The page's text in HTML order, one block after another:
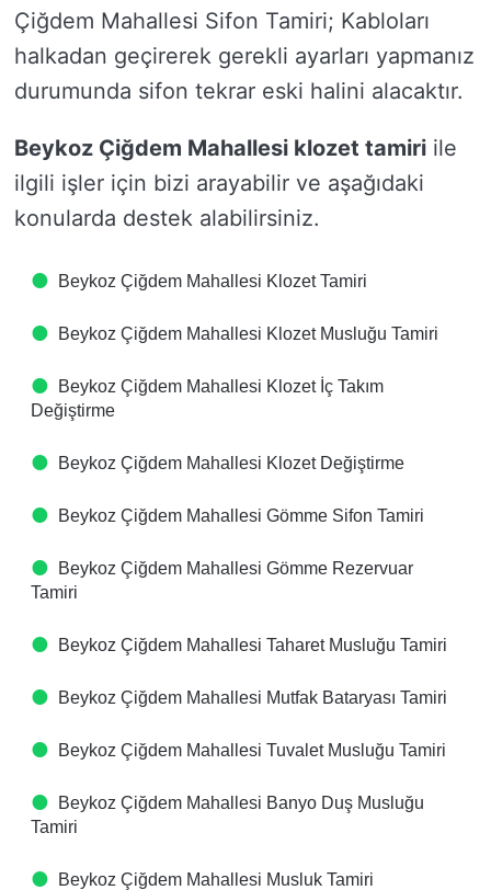
Çiğdem Mahallesi Sifon Tamiri; Kabloları
halkadan geçirerek gerekli ayarları yapmanız
durumunda sifon tekrar eski halini alacaktır.
Beykoz Çiğdem Mahallesi klozet tamiri ile
ilgili işler için bizi arayabilir ve aşağıdaki
konularda destek alabilirsiniz.
Beykoz Çiğdem Mahallesi Klozet Tamiri
Beykoz Çiğdem Mahallesi Klozet Musluğu Tamiri
Beykoz Çiğdem Mahallesi Klozet İç Takım
Değiştirme
Beykoz Çiğdem Mahallesi Klozet Değiştirme
Beykoz Çiğdem Mahallesi Gömme Sifon Tamiri
Beykoz Çiğdem Mahallesi Gömme Rezervuar
Tamiri
Beykoz Çiğdem Mahallesi Taharet Musluğu Tamiri
Beykoz Çiğdem Mahallesi Mutfak Bataryası Tamiri
Beykoz Çiğdem Mahallesi Tuvalet Musluğu Tamiri
Beykoz Çiğdem Mahallesi Banyo Duş Musluğu
Tamiri
Beykoz Çiğdem Mahallesi Musluk Tamiri